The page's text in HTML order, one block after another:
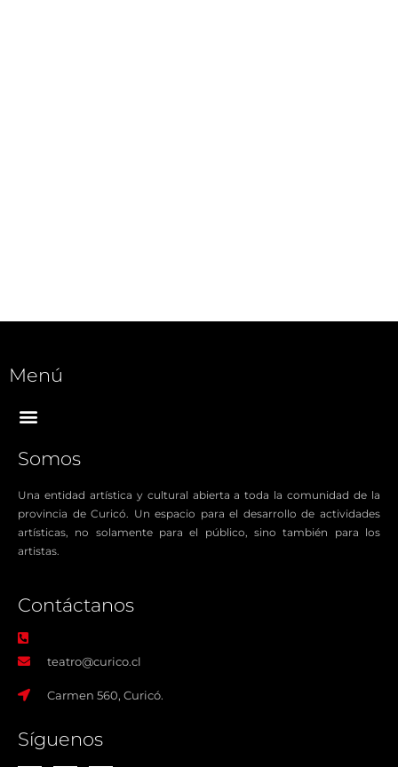
Menú
Somos
Una entidad artística y cultural abierta a toda la comunidad de la
provincia de Curicó. Un espacio para el desarrollo de actividades
artísticas, no solamente para el público, sino también para los
artistas.
Contáctanos​
teatro@curico.cl
Carmen 560, Curicó.
Síguenos